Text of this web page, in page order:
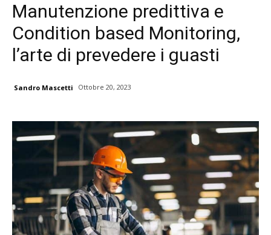
Manutenzione predittiva e
Condition based Monitoring,
l’arte di prevedere i guasti
Sandro Mascetti Ottobre 20, 2023